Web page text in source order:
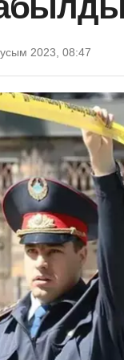
2023, 08:47